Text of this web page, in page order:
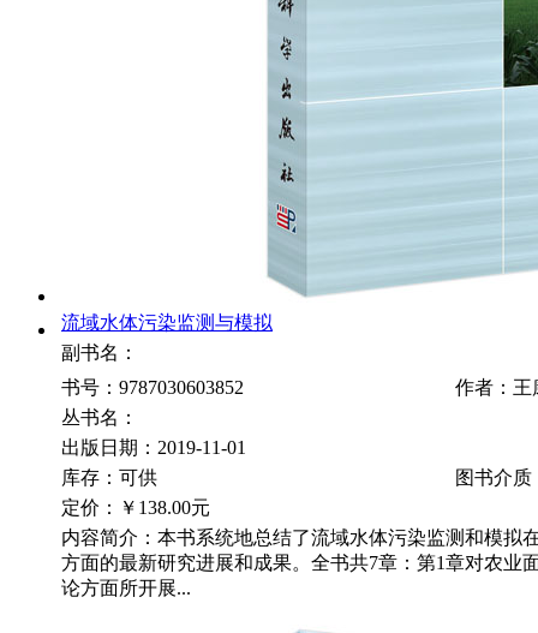
流域水体污染监测与模拟
副书名：
书号：9787030603852
作者：王
丛书名：
出版日期：2019-11-01
库存：可供
图书介质
定价：
￥138.00元
内容简介：本书系统地总结了流域水体污染监测和模拟
方面的最新研究进展和成果。全书共7章：第1章对农业
论方面所开展...